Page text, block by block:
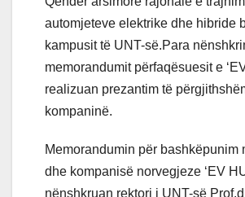
automjeteve elektrike dhe hibride
kampusit të UNT-së.Para
memorandumit përfaqësuesit e
realizuan prezantim të
kompaninë.
Memorandumin për bashkëpunim
dhe kompanisë norvegjeze ‘EV
nënshkruan rektori i UNT-së